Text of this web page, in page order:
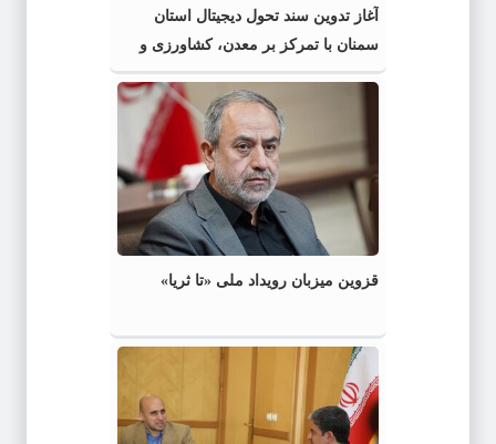
آغاز تدوین سند تحول دیجیتال استان
سمنان با تمرکز بر معدن، کشاورزی و
آموزش
قزوین میزبان رویداد ملی «تا ثریا»